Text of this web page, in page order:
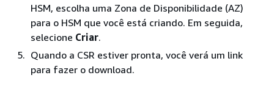
HSM, escolha uma Zona de Disponibilidade (AZ)
para o HSM que você está criando. Em seguida,
selecione Criar.
Quando a CSR estiver pronta, você verá um link
para fazer o download.